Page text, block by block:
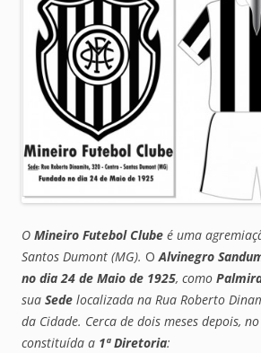
O Mineiro Futebol Clube é uma
Santos Dumont (MG). O Alvinegro
no dia 24 de Maio de 1925, como
sua Sede localizada na Rua Roberto
da Cidade. Cerca de dois meses depois,
constituída a 1ª Diretoria: